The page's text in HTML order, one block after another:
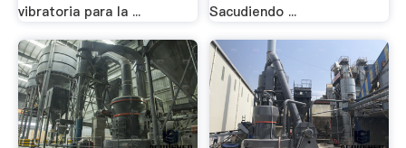
vibratoria para la ...
Sacudiendo ...